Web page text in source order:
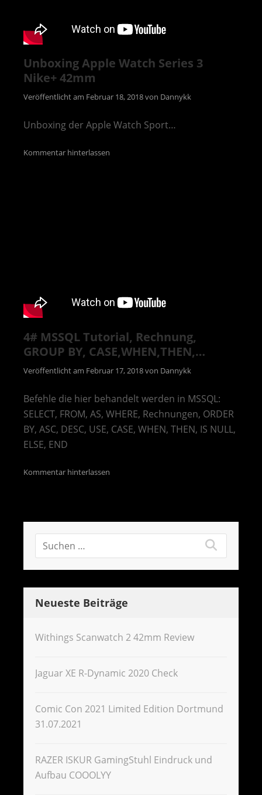
Unboxing Apple Watch Series 3
Nike+ 42mm
Veröffentlicht am Februar 18, 2018von Dannykk
Unboxing der Apple Watch Sport…
Kommentar hinterlassen
4# MSSQL Tutorial, Rechnung,
GROUP BY, CASE,WHEN,THEN,…
Veröffentlicht am Februar 17, 2018von Dannykk
Befehle die hier behandelt werden in MSSQL:
SELECT, FROM, AS, WHERE, Rechnungen, ORDER
BY, ASC, DESC, USE, CASE, WHEN, THEN, IS NULL,
ELSE, END
Kommentar hinterlassen
Neueste Beiträge
Withings Scanwatch 2 42mm Review
Jaguar XE R-Dynamic 2020 Check
Comic Con 2021 Limited Edition Dortmund
31.07.2021
RAZER ISKUR GamingStuhl Eindruck und
Aufbau COOOLYY